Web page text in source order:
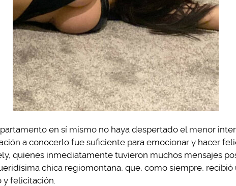
en sí mismo no haya despertado el menor
a conocerlo fue suficiente para emocionar y hacer
quienes inmediatamente tuvieron muchos mensajes
chica regiomontana, que, como siempre, recibió
y felicitación.